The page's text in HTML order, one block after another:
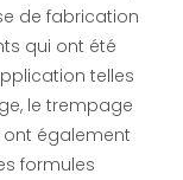
de fabrication
qui ont été
telles
le trempage
ont également
formules